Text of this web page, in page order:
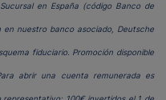
en España (código Banco de
en nuestro banco asociado, Deutsche
fiduciario. Promoción disponible
abrir una cuenta remunerada es